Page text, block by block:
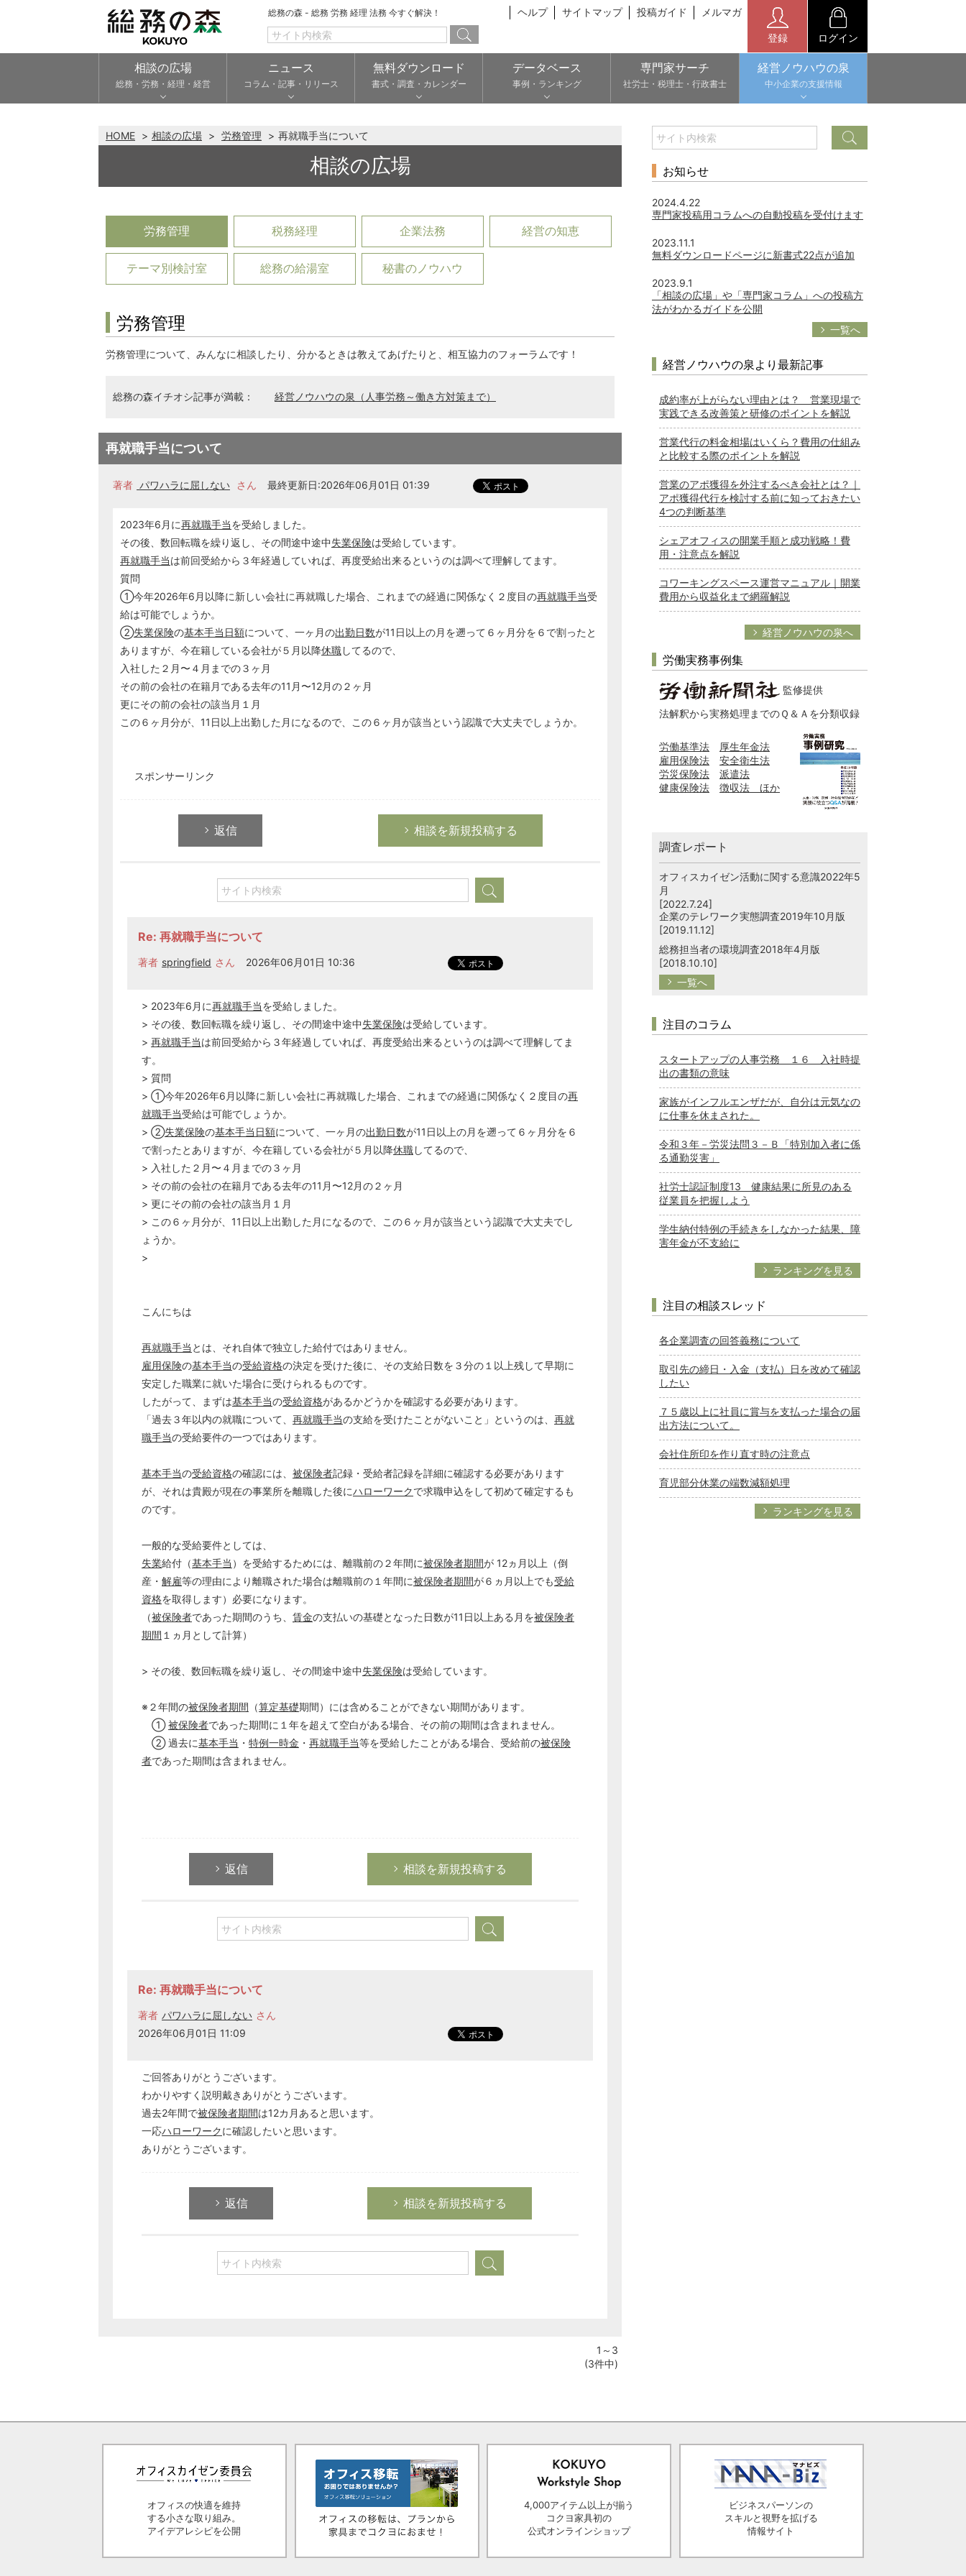
総務の森 - 総務 労務 経理 法務 今すぐ解決！ ヘルプ サイトマップ 投稿ガイド メルマガ
登録 ログイン
相談の広場
総務・労務・経理・経営
ニュース
コラム・記事・リリース
無料ダウンロード
書式・調査・カレンダー
データベース
事例・ランキング
専門家サーチ
社労士・税理士・行政書士
経営ノウハウの泉
中小企業の支援情報
HOME 相談の広場 労務管理 再就職手当について
相談の広場
労務管理 税務経理 企業法務 経営の知恵
テーマ別検討室 総務の給湯室 秘書のノウハウ
労務管理
労務管理について、みんなに相談したり、分かるときは教えてあげたりと、相互協力のフォーラムです！
総務の森イチオシ記事が満載： 経営ノウハウの泉（人事労務～働き方対策まで）
再就職手当について
著者 パワハラに屈しない さん 最終更新日:2026年06月01日 01:39
2023年6月に再就職手当を受給しました。
その後、数回転職を繰り返し、その間途中途中失業保険は受給しています。
再就職手当は前回受給から３年経過していれば、再度受給出来るというのは調べて理解してます。
質問
①今年2026年6月以降に新しい会社に再就職した場合、これまでの経過に関係なく２度目の再就職手当受
給は可能でしょうか。
②失業保険の基本手当日額について、一ヶ月の出勤日数が11日以上の月を遡って６ヶ月分を６で割ったと
ありますが、今在籍している会社が５月以降休職してるので、
入社した２月〜４月までの３ヶ月
その前の会社の在籍月である去年の11月〜12月の２ヶ月
更にその前の会社の該当月１月
この６ヶ月分が、11日以上出勤した月になるので、この６ヶ月が該当という認識で大丈夫でしょうか。
スポンサーリンク
返信 相談を新規投稿する
Re: 再就職手当について
著者 springfield さん 2026年06月01日 10:36
> 2023年6月に再就職手当を受給しました。
> その後、数回転職を繰り返し、その間途中途中失業保険は受給しています。
> 再就職手当は前回受給から３年経過していれば、再度受給出来るというのは調べて理解してま
す。
> 質問
> ①今年2026年6月以降に新しい会社に再就職した場合、これまでの経過に関係なく２度目の再
就職手当受給は可能でしょうか。
> ②失業保険の基本手当日額について、一ヶ月の出勤日数が11日以上の月を遡って６ヶ月分を６
で割ったとありますが、今在籍している会社が５月以降休職してるので、
> 入社した２月〜４月までの３ヶ月
> その前の会社の在籍月である去年の11月〜12月の２ヶ月
> 更にその前の会社の該当月１月
> この６ヶ月分が、11日以上出勤した月になるので、この６ヶ月が該当という認識で大丈夫でし
ょうか。
>
こんにちは
再就職手当 とは、それ自体で独立した給付ではありません。
雇用保険の基本手当の受給資格の決定を受けた後に、その支給日数を３分の１以上残して早期に
安定した職業に就いた場合に受けられるものです。
したがって、まずは基本手当の受給資格があるかどうかを確認する必要があります。
「過去３年以内の就職について、 再就職手当の支給を受けたことがないこと」というのは、 再就
職手当の受給要件の一つではあります。
基本手当の受給資格の確認には、 被保険者記録・受給者記録を詳細に確認する必要があります
が、それは貴殿が現在の事業所を離職した後にハローワークで求職申込をして初めて確定するも
のです。
一般的な受給要件としては、
失業給付（基本手当 ）を受給するためには、離職前の２年間に被保険者期間が 12ヵ月以上（倒
産・ 解雇等の理由により離職された場合は離職前の１年間に被保険者期間が６ヵ月以上でも受給
資格を取得します）必要になります。
（被保険者であった期間のうち、 賃金の支払いの基礎となった日数が11日以上ある月を被保険者
期間 １ヵ月として計算）
> その後、数回転職を繰り返し、その間途中途中失業保険は受給しています。
※２年間の被保険者期間 （算定基礎期間）には含めることができない期間があります。
①被保険者であった期間に１年を超えて空白がある場合、その前の期間は含まれません。
② 過去に基本手当 ・ 特例一時金 ・ 再就職手当等を受給したことがある場合、受給前の被保険
者であった期間は含まれません。
返信 相談を新規投稿する
Re: 再就職手当について
著者 パワハラに屈しない さん
2026年06月01日 11:09
ご回答ありがとうございます。
わかりやすく説明戴きありがとうございます。
過去2年間で被保険者期間は12カ月あると思います。
一応ハローワークに確認したいと思います。
ありがとうございます。
返信 相談を新規投稿する
選択してください
労務管理
企業法務
経営の知恵
1～3
(3件中)
お知らせ
2024.4.22
専門家投稿用コラムへの自動投稿を受付けます
2023.11.1
無料ダウンロードページに新書式22点が追加
2023.9.1
「相談の広場」や「専門家コラム」への投稿方
法がわかるガイドを公開
一覧へ
経営ノウハウの泉より最新記事
成約率が上がらない理由とは？ 営業現場で
実践できる改善策と研修のポイントを解説
営業代行の料金相場はいくら？費用の仕組み
と比較する際のポイントを解説
営業のアポ獲得を外注するべき会社とは？｜
アポ獲得代行を検討する前に知っておきたい
4つの判断基準
シェアオフィスの開業手順と成功戦略！費
用・注意点を解説
コワーキングスペース運営マニュアル｜開業
費用から収益化まで網羅解説
経営ノウハウの泉へ
労働実務事例集
監修提供
法解釈から実務処理までのＱ＆Ａを分類収録
労働基準法
厚生年金法
雇用保険法
安全衛生法
労災保険法
派遣法
健康保険法
徴収法 ほか
調査レポート
オフィスカイゼン活動に関する意識2022年5
月
[2022.7.24]
企業のテレワーク実態調査2019年10月版
[2019.11.12]
総務担当者の環境調査2018年4月版
[2018.10.10]
一覧へ
注目のコラム
スタートアップの人事労務 １６ 入社時提
出の書類の意味
家族がインフルエンザだが、自分は元気なの
に仕事を休まされた。
令和３年－労災法問３－Ｂ「特別加入者に係
る通勤災害」
社労士認証制度13 健康結果に所見のある
従業員を把握しよう
学生納付特例の手続きをしなかった結果、障
害年金が不支給に
ランキングを見る
注目の相談スレッド
各企業調査の回答義務について
取引先の締日・入金（支払）日を改めて確認
したい
７５歳以上に社員に賞与を支払った場合の届
出方法について。
会社住所印を作り直す時の注意点
育児部分休業の端数減額処理
ランキングを見る
オフィスの快適を維持
する小さな取り組み。
アイデアレシピを公開
4,000アイテム以上が揃う
コクヨ家具初の
公式オンラインショップ
ビジネスパーソンの
スキルと視野を拡げる
情報サイト